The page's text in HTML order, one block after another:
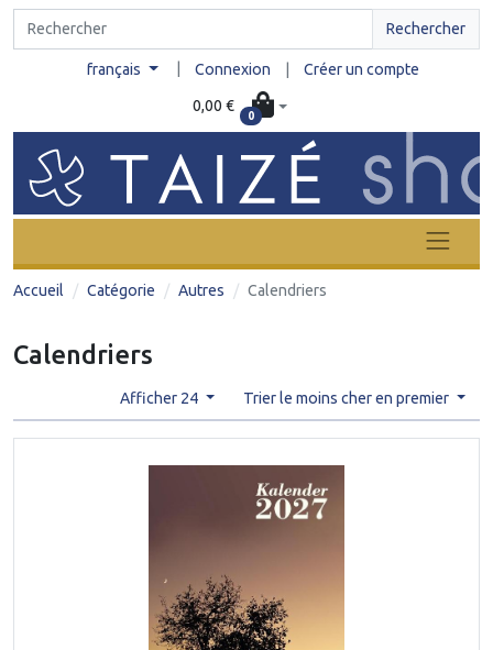
Rechercher
français Connexion Créer un compte
0,00 €
0
Accueil Catégorie Autres Calendriers
Calendriers
Afficher 24 Trier le moins cher en premier